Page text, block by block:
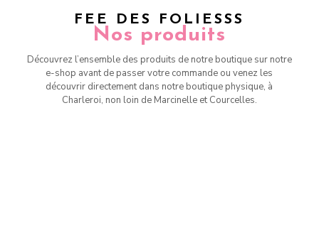
FEE DES FOLIESSS
Nos produits
Découvrez l’ensemble des produits de notre boutique sur notre
e-shop avant de passer votre commande ou venez les
découvrir directement dans notre boutique physique, à
Charleroi, non loin de Marcinelle et Courcelles.